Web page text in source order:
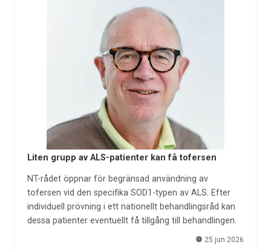
Liten grupp av ALS-patienter kan få tofersen
NT-rådet öppnar för begränsad användning av
tofersen vid den specifika SOD1-typen av ALS. Efter
individuell prövning i ett nationellt behandlingsråd kan
dessa patienter eventuellt få tillgång till behandlingen.
25 jun 2026